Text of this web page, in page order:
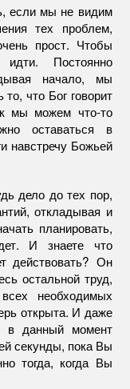
если мы не видим
тех проблем,
прост. Чтобы
Постоянно
начало, мы
что Бог говорит
мы можем что-то
оставаться в
навстречу Божьей
дело до тех пор,
откладывая и
планировать,
И знаете что
действовать? Он
остальной труд,
необходимых
открыта. И даже
в данный момент
секунды, пока Вы
тогда, когда Вы